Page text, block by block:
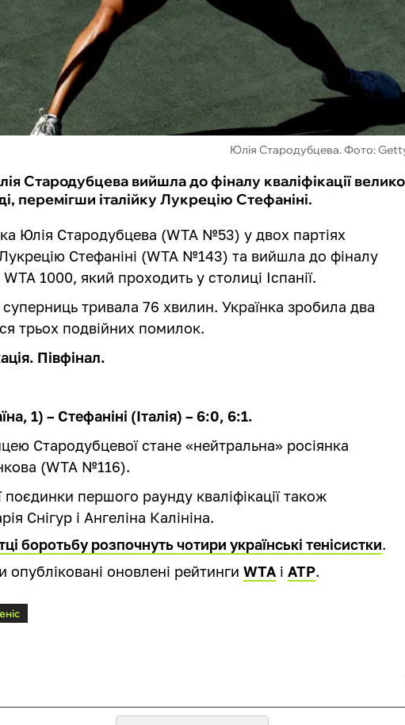
Юлія Стародубцева. Фото:
Стародубцева вийшла до фіналу кваліфікації
перемігши італійку Лукрецію Стефаніні.
Юлія Стародубцева (WTA №53) у двох партіях
Лукрецію Стефаніні (WTA №143) та вийшла до фіналу
WTA 1000, який проходить у столиці Іспанії.
тривала 76 хвилин. Українка зробила два
трьох подвійних помилок.
Півфінал.
1) – Стефаніні (Італія) – 6:0, 6:1.
Стародубцевої стане «нейтральна» росіянка
(WTA №116).
поєдинки першого раунду кваліфікації також
Снігур і Ангеліна Калініна.
боротьбу розпочнуть чотири українські тенісистки.
опубліковані оновлені рейтингиWTA іАТР.